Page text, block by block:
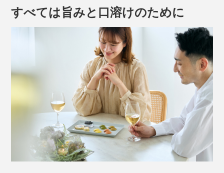
すべては旨みと口溶けのために